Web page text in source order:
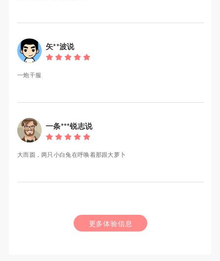
矢**波说
一炮干服
一条***锐志说
大而圆，两只小白兔在呼唤着那跟大萝卜
更多体验信息